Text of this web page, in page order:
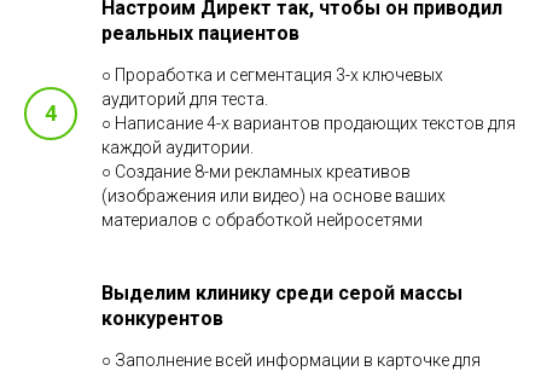
Настроим Директ так, чтобы он приводил
реальных пациентов
○ Проработка и сегментация 3-х ключевых
аудиторий для теста.
○ Написание 4-х вариантов продающих текстов для
каждой аудитории.
○ Создание 8-ми рекламных креативов
(изображения или видео) на основе ваших
материалов с обработкой нейросетями
Выделим клинику среди серой массы
конкурентов
○ Заполнение всей информации в карточке для